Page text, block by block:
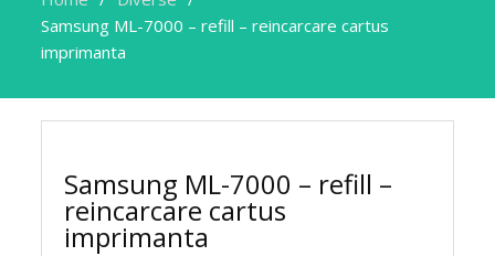
Samsung ML-7000 – refill – reincarcare cartus
imprimanta
Samsung ML-7000 – refill –
reincarcare cartus
imprimanta